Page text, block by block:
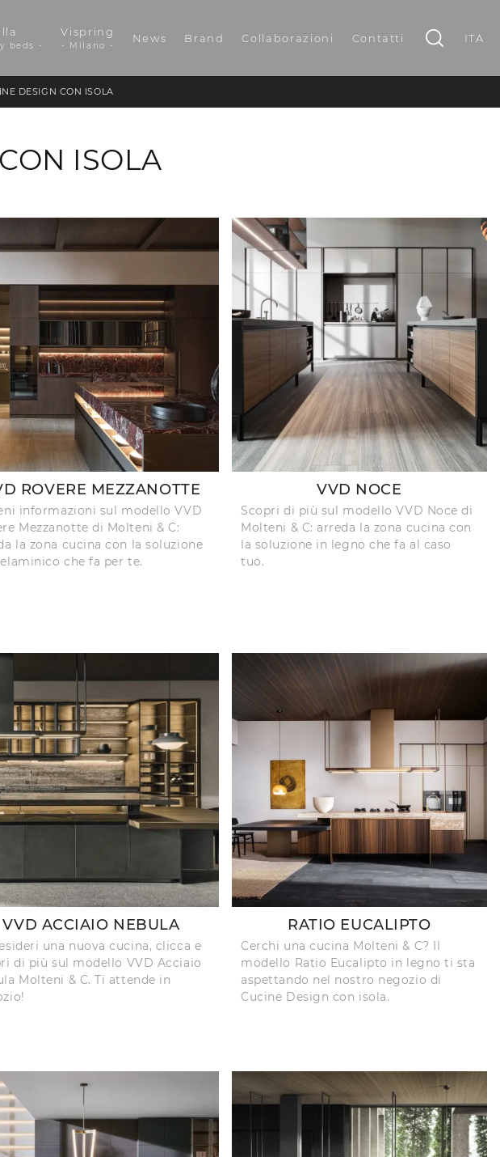
beds -
Vispring
- Milano -
News Brand Collaborazioni Contatti ITA
DESIGN CON ISOLA
ISOLA
ROVERE MEZZANOTTE
informazioni sul modello VVD
Mezzanotte di Molteni & C:
la zona cucina con la soluzione
che fa per te.
VVD NOCE
Scopri di più sul modello VVD Noce di
Molteni & C: arreda la zona cucina con
la soluzione in legno che fa al caso
tuo.
VVD ACCIAIO NEBULA
una nuova cucina, clicca e
di più sul modello VVD Acciaio
Molteni & C. Ti attende in
RATIO EUCALIPTO
Cerchi una cucina Molteni & C? Il
modello Ratio Eucalipto in legno ti sta
aspettando nel nostro negozio di
Cucine Design con isola.